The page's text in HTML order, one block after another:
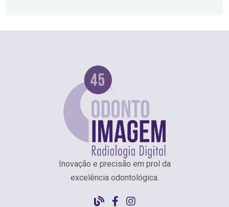
Inovação e precisão em prol da
excelência odontológica.